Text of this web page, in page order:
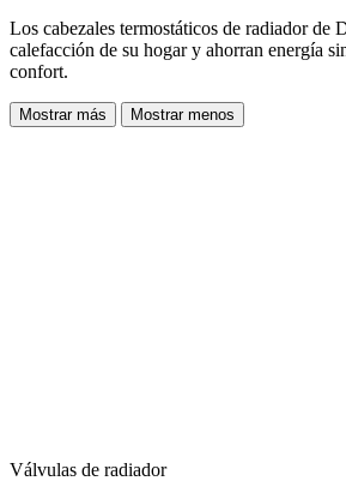
Los cabezales termostáticos de radiador de
calefacción de su hogar y ahorran energía
confort.
Mostrar más Mostrar menos
Válvulas de radiador